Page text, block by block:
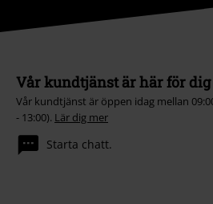
Vår kundtjänst är här för dig
Vår kundtjänst är öppen idag mellan
- 13:00). Lär dig mer
Starta chatt.